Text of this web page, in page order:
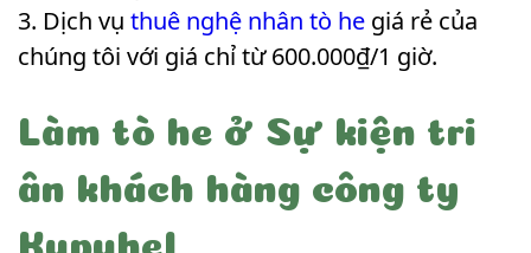
Dịch vụ thuê nghệ nhân tò he giá rẻ của
chúng tôi với giá chỉ từ 600.000₫/1 giờ.
Làm tò he ở Sự kiện tri
ân khách hàng công ty
Kupuhel